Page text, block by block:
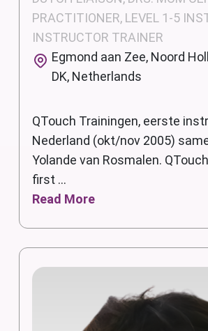
PRACTITIONER, LEVEL 1-5
INSTRUCTOR TRAINER
Egmond aan Zee, Noord
DK, Netherlands
QTouch Trainingen, eerste
Nederland (okt/nov 2005)
Yolande van Rosmalen.
first ...
Read More